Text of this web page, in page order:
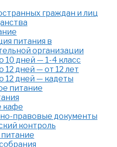
граждан и лиц
питания в
организации
дней — 1-4 класс
дней — от 12 лет
12 дней — кадеты
питание
кафе
правовые документы
контроль